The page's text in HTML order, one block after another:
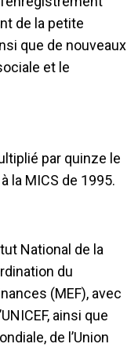
de la petite
que de nouveaux
et le
par quinze le
la MICS de 1995.
National de la
du
(MEF), avec
ainsi que
de l’Union